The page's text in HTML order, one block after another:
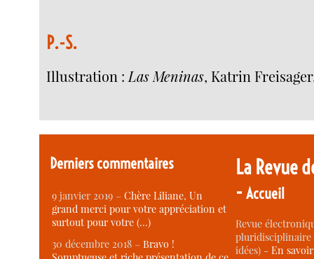
P.-S.
Illustration : Las Meninas, Katrin
Derniers commentaires
9 janvier 2019 –Chère Liliane, Un
grand merci pour votre appréciation et
surtout pour votre (…)
30 décembre 2018 –Bravo !
La Revue
-Accueil
Revue
idées) -En